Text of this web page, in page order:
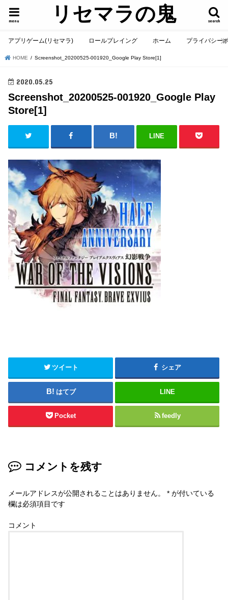
リセマラの鬼 search
menu
アプリゲーム(リセマラ) ロールプレイング ホーム プライバシー
HOME Screenshot_20200525-001920_Google Play Store[1]
2020.05.25
Screenshot_20200525-001920_Google Play
Store[1]
LINE
ツイート シェア
はてブ LINE
Pocket feedly
コメントを残す
メールアドレスが公開されることはありません。 * が付いている
欄は必須項目です
コメント